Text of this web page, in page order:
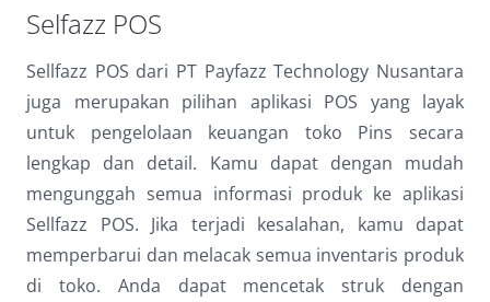
Selfazz POS
Sellfazz POS dari PT Payfazz Technology Nusantara
juga merupakan pilihan aplikasi POS yang layak
untuk pengelolaan keuangan toko Pins secara
lengkap dan detail. Kamu dapat dengan mudah
mengunggah semua informasi produk ke aplikasi
Sellfazz POS. Jika terjadi kesalahan, kamu dapat
memperbarui dan melacak semua inventaris produk
di toko. Anda dapat mencetak struk dengan